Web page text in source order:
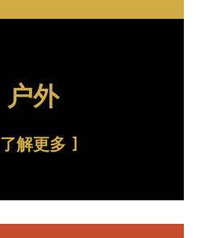
户外
了解更多